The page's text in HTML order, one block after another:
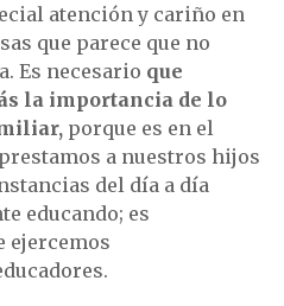
atención y cariño en
que parece que no
Es necesario que
la importancia de lo
porque es en el
a nuestros hijos
del día a día
educando; es
ejercemos